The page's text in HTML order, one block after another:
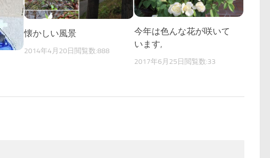
懐かしい風景
2014年4月20日 閲覧数:888
今年は色んな花が咲いて
います,
2017年6月25日 閲覧数:33